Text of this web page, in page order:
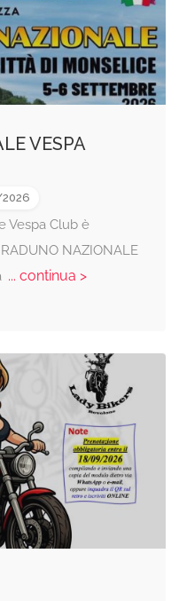
VESPA
Vespa Club è
NAZIONALE
... continua >